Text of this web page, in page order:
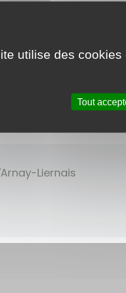
carnets d'adresses
Liernais
utilise des
Tout